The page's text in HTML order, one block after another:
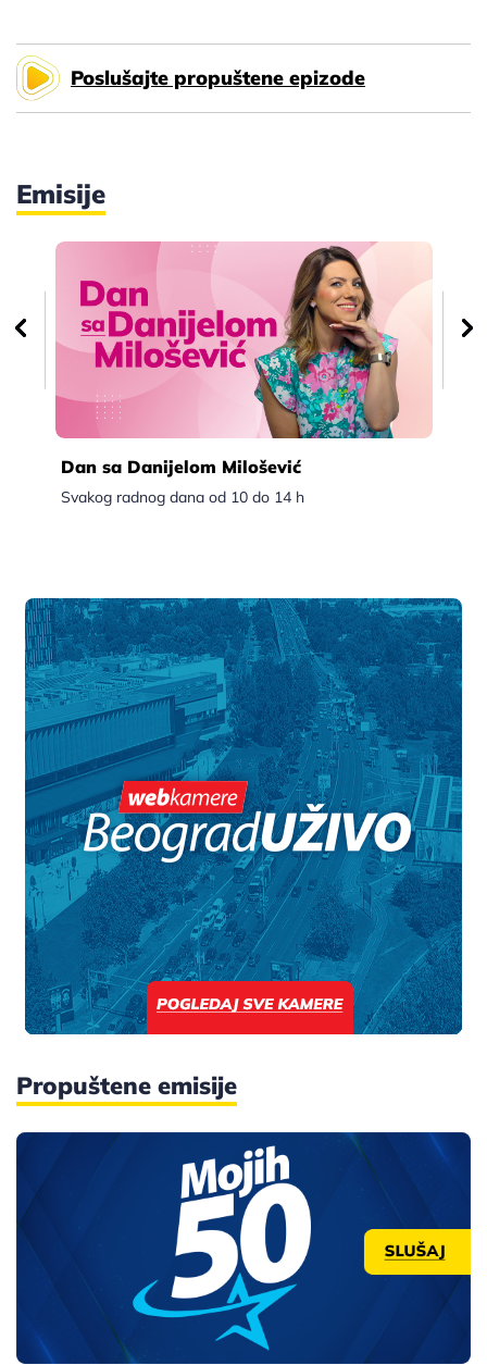
Poslušajte propuštene epizode
Emisije
Dan sa Danijelom Milošević
Svakog radnog dana od 10 do 14 h
Propuštene emisije